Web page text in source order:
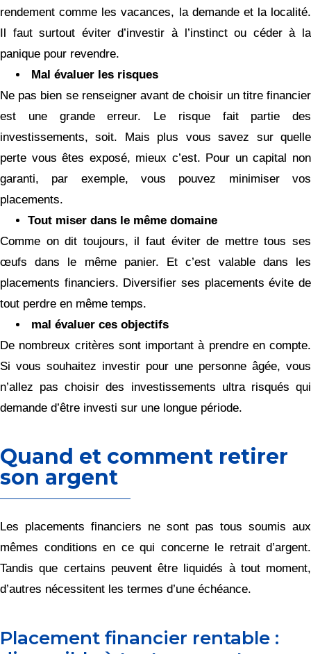
rendement comme les vacances, la demande et la localité.
Il faut surtout éviter d’investir à l’instinct ou céder à la
panique pour revendre.
Mal évaluer les risques
Ne pas bien se renseigner avant de choisir un titre financier
est une grande erreur. Le risque fait partie des
investissements, soit. Mais plus vous savez sur quelle
perte vous êtes exposé, mieux c’est. Pour un capital non
garanti, par exemple, vous pouvez minimiser vos
placements.
Tout miser dans le même domaine
Comme on dit toujours, il faut éviter de mettre tous ses
œufs dans le même panier. Et c’est valable dans les
placements financiers. Diversifier ses placements évite de
tout perdre en même temps.
mal évaluer ces objectifs
De nombreux critères sont important à prendre en compte.
Si vous souhaitez investir pour une personne âgée, vous
n’allez pas choisir des investissements ultra risqués qui
demande d’être investi sur une longue période.
Quand et comment retirer
son argent
Les placements financiers ne sont pas tous soumis aux
mêmes conditions en ce qui concerne le retrait d’argent.
Tandis que certains peuvent être liquidés à tout moment,
d’autres nécessitent les termes d’une échéance.
Placement financier rentable :